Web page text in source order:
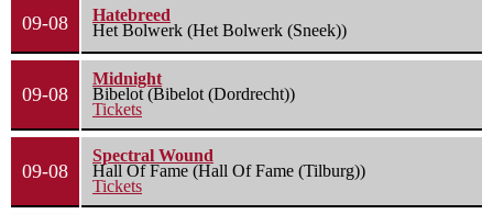
09-08
Hatebreed
Het Bolwerk (Het Bolwerk (Sneek))
09-08
Midnight
Bibelot (Bibelot (Dordrecht))
Tickets
09-08
Spectral Wound
Hall Of Fame (Hall Of Fame (Tilburg))
Tickets